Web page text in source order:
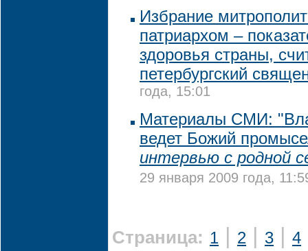
Избрание
патриархом –
здоровья страны,
петербургский
года, 15:01
Материалы СМИ:
ведет Божий
интервью с родной
29 января 2009 года,
Страница: 1 2 3 4